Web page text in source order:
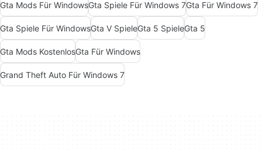
Gta Mods Für WindowsGta Spiele Für Windows 7Gta Für Windows 7
Gta Spiele Für WindowsGta V SpieleGta 5 SpieleGta 5
Gta Mods KostenlosGta Für Windows
Grand Theft Auto Für Windows 7